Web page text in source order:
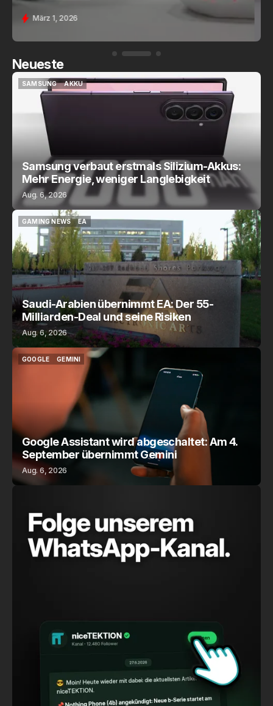
Feb. 9, 2026
Neueste
SAMSUNG
SAMSUNG
AKKU
AKKU
Samsung verbaut erstmals Silizium-Akkus:
Mehr Energie, weniger Langlebigkeit
Aug. 6, 2026
GAMING NEWS
GAMING NEWS
EA
EA
Saudi-Arabien übernimmt EA: Der 55-
Milliarden-Deal und seine Risiken
Aug. 6, 2026
GOOGLE
GEMINI
Google Assistant wird abgeschaltet: Am 4.
September übernimmt Gemini
Aug. 6, 2026